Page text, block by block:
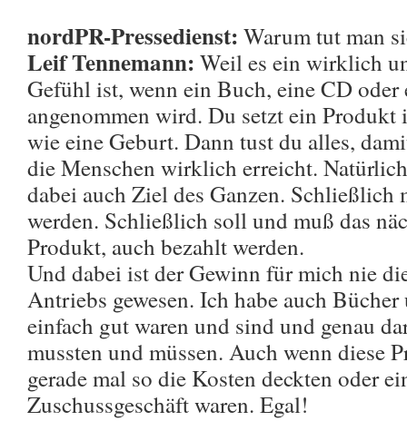
nordPR-Pressedienst: Warum tut man
Leif Tennemann: Weil es ein wirklich
Gefühl ist, wenn ein Buch, eine CD
angenommen wird. Du setzt ein
wie eine Geburt. Dann tust du alles,
die Menschen wirklich erreicht.
dabei auch Ziel des Ganzen. Schließlich
werden. Schließlich soll und muß das
Produkt, auch bezahlt werden.
Und dabei ist der Gewinn für mich nie
Antriebs gewesen. Ich habe auch
einfach gut waren und sind und genau
mussten und müssen. Auch wenn diese
gerade mal so die Kosten deckten oder
Zuschussgeschäft waren. Egal!